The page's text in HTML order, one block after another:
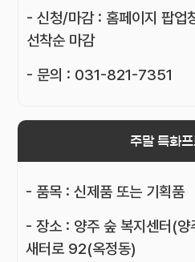
- 신청/마감 : 홈페이지 팝업
선착순 마감
- 문의 : 031-821-7351
주말 특화
- 품목 : 신제품 또는 기획품
- 장소 : 양주 숲 복지센터(
새터로 92(옥정동)